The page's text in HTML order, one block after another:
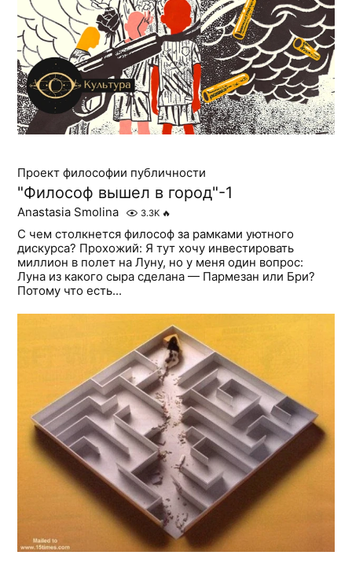
Проект философии публичности
"Философ вышел в город"-1
Anastasia Smolina 3.3K 🔥
С чем столкнется философ за рамками уютного
дискурса? Прохожий: Я тут хочу инвестировать
миллион в полет на Луну, но у меня один вопрос:
Луна из какого сыра сделана — Пармезан или Бри?
Потому что есть...